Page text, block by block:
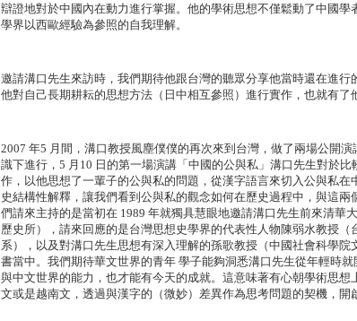
辯證地對於中國內在動力進行掌握。他的學術思想不僅鬆動了中國學
學界以西歐經驗為參照的自我理解。
邀請溝口先生來訪時，我們期待他跟台灣的聽眾分享他當時還在進
他對自己長期耕耘的思想方法（日中相互參照）進行實作，也就有了
2007 年5 月間，溝口教授風塵僕僕的再次來到台灣，做了兩場公開
識下進行，5 月10 日的第一場演講「中國的公與私」溝口先生對於
作，以他思想了一輩子的公與私的問題，從漢字語言來切入公與私在
史結構性解釋，讓我們看到公與私的觀念如何在歷史過程中，與這
們請來主持的是當初在 1989 年就獨具慧眼地邀請溝口先生前來清華
歷史所），請來回應的是台灣思想史學界的代表性人物陳弱水教授（
系），以及對溝口先生思想有深入理解的孫歌教授（中國社會科學
書當中。我們期待華文世界的青年 學子能夠洞悉溝口先生從年輕時
與中文世界的能力，也才能有今天的成就。這意味著有心朝學術思想
文或是越南文，透過與漢字的（微妙）差異作為思考問題的契機，開